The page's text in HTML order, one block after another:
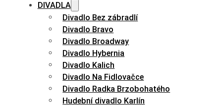
DIVADLA
Divadlo Bez zábradlí
Divadlo Bravo
Divadlo Broadway
Divadlo Hybernia
Divadlo Kalich
Divadlo Na Fidlovačce
Divadlo Radka Brzobohatého
Hudební divadlo Karlín